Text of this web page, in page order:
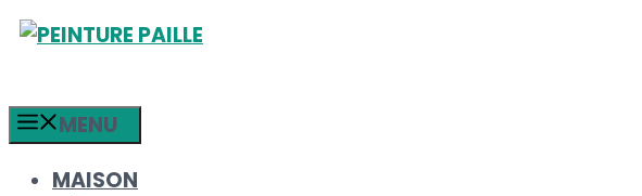
Aller
au
MENU
MAISON